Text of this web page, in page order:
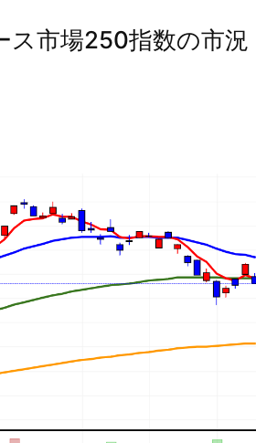
ス市場250指数の市況